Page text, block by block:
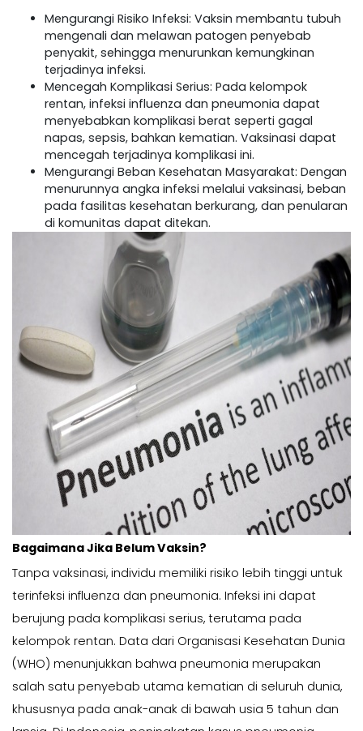
Mengurangi Risiko Infeksi: Vaksin membantu tubuh
mengenali dan melawan patogen penyebab
penyakit, sehingga menurunkan kemungkinan
terjadinya infeksi.
Mencegah Komplikasi Serius: Pada kelompok
rentan, infeksi influenza dan pneumonia dapat
menyebabkan komplikasi berat seperti gagal
napas, sepsis, bahkan kematian. Vaksinasi dapat
mencegah terjadinya komplikasi ini.
Mengurangi Beban Kesehatan Masyarakat: Dengan
menurunnya angka infeksi melalui vaksinasi, beban
pada fasilitas kesehatan berkurang, dan penularan
di komunitas dapat ditekan.
Bagaimana Jika Belum Vaksin?
Tanpa vaksinasi, individu memiliki risiko lebih tinggi untuk
terinfeksi influenza dan pneumonia. Infeksi ini dapat
berujung pada komplikasi serius, terutama pada
kelompok rentan. Data dari Organisasi Kesehatan Dunia
(WHO) menunjukkan bahwa pneumonia merupakan
salah satu penyebab utama kematian di seluruh dunia,
khususnya pada anak-anak di bawah usia 5 tahun dan